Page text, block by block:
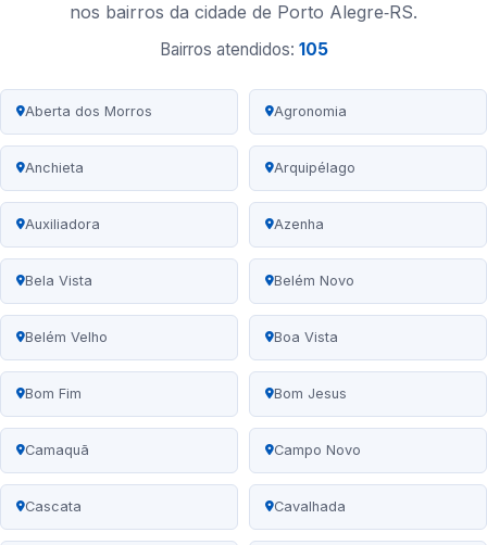
nos bairros da cidade de Porto Alegre‑RS.
Bairros atendidos: 105
Aberta dos Morros Agronomia
Anchieta Arquipélago
Auxiliadora Azenha
Bela Vista Belém Novo
Belém Velho Boa Vista
Bom Fim Bom Jesus
Camaquã Campo Novo
Cascata Cavalhada